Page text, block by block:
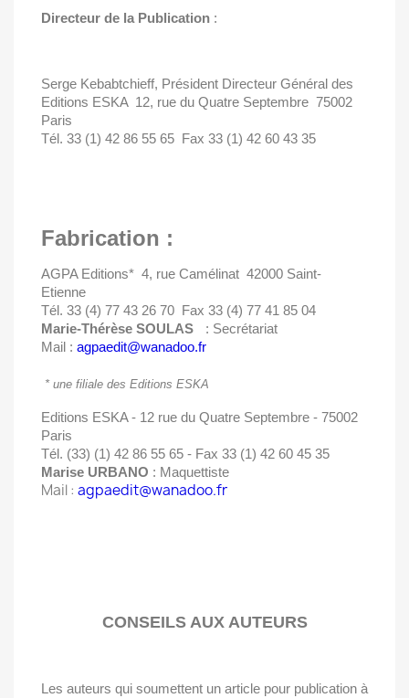
Directeur de la Publication :
Serge Kebabtchieff, Président Directeur Général des
Editions ESKA  12, rue du Quatre Septembre  75002
Paris
Tél. 33 (1) 42 86 55 65  Fax 33 (1) 42 60 43 35
Fabrication :
AGPA Editions*  4, rue Camélinat  42000 Saint-
Etienne
Tél. 33 (4) 77 43 26 70  Fax 33 (4) 77 41 85 04
Marie-Thérèse SOULAS : Secrétariat
Mail : agpaedit@wanadoo.fr
* une filiale des Editions ESKA
Editions ESKA - 12 rue du Quatre Septembre - 75002
Paris
Tél. (33) (1) 42 86 55 65 - Fax 33 (1) 42 60 45 35
Marise URBANO : Maquettiste
Mail : agpaedit@wanadoo.fr
CONSEILS AUX AUTEURS
Les auteurs qui soumettent un article pour publication à